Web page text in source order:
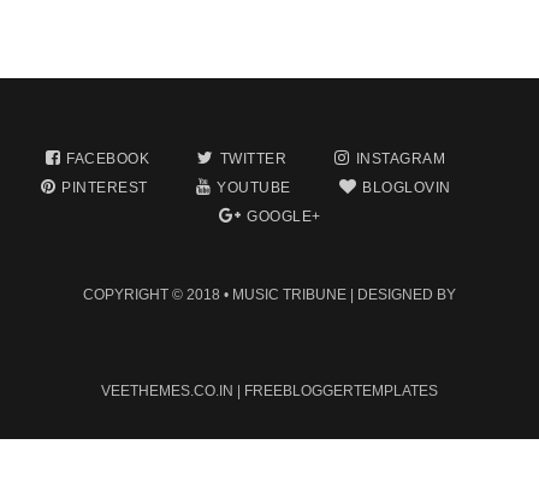
FACEBOOK TWITTER
INSTAGRAM
PINTEREST
YOUTUBE
BLOGLOVIN
GOOGLE+
COPYRIGHT © 2018 • MUSIC TRIBUNE | DESIGNED BY
VEETHEMES.CO.IN | FREEBLOGGERTEMPLATES